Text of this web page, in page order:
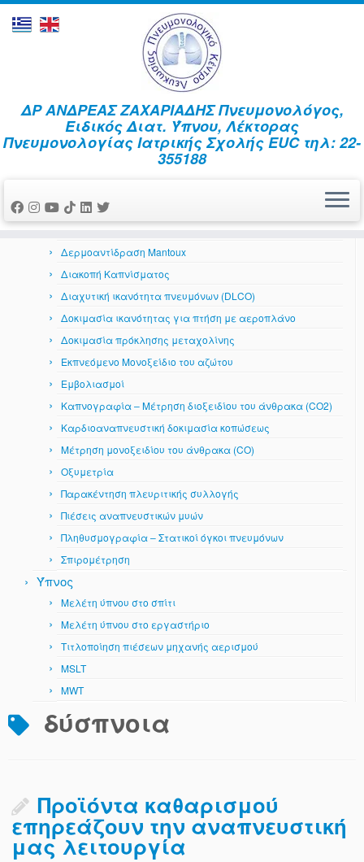
content
ΔΡ ΑΝΔΡΕΑΣ ΖΑΧΑΡΙΑΔΗΣ Πνευμονολόγος,
Ειδικός Διατ. Ύπνου, Λέκτορας
Πνευμονολογίας Ιατρικής Σχολής EUC τηλ: 22-
355188
Home »Νέα – Ειδήσεις»δύσπνοια
Αναπνευστικό Σύστημα
Βρογχοσκόπηση
Δερμοαντίδραση Mantoux
Διακοπή Καπνίσματος
Διαχυτική ικανότητα πνευμόνων (DLCO)
Δοκιμασία ικανότητας για πτήση με αεροπλάνο
Δοκιμασία πρόκλησης μεταχολίνης
Εκπνεόμενο Μονοξείδιο του αζώτου
Εμβολιασμοί
Καπνογραφία – Μέτρηση διοξειδίου του άνθρακα (CO2)
Καρδιοαναπνευστική δοκιμασία κοπώσεως
Μέτρηση μονοξειδίου του άνθρακα (CO)
Οξυμετρία
Παρακέντηση πλευριτικής συλλογής
Πιέσεις αναπνευστικών μυών
Πληθυσμογραφία – Στατικοί όγκοι πνευμόνων
Σπιρομέτρηση
Ύπνος
Μελέτη ύπνου στο σπίτι
Μελέτη ύπνου στο εργαστήριο
Τιτλοποίηση πιέσεων μηχανής αερισμού
MSLT
MWT
δύσπνοια
Προϊόντα καθαρισμού
επηρεάζουν την αναπνευστική
μας λειτουργία